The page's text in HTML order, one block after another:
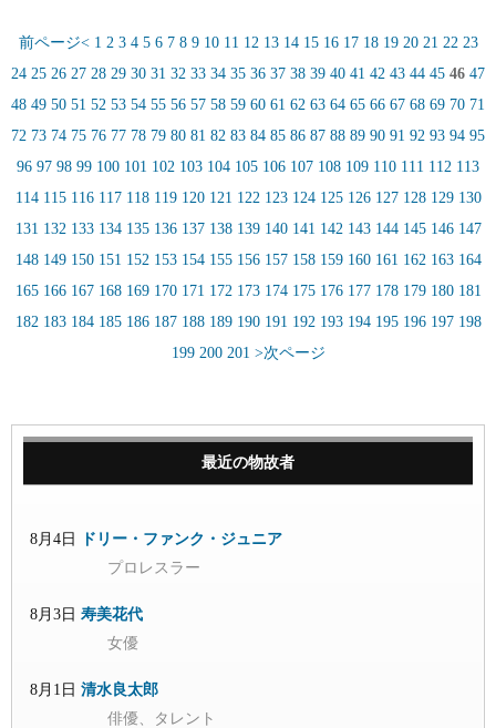
前ページ< 1 2 3 4 5 6 7 8 9 10 11 12 13 14 15 16 17 18 19 20 21 22 23
24 25 26 27 28 29 30 31 32 33 34 35 36 37 38 39 40 41 42 43 44 45 46 47
48 49 50 51 52 53 54 55 56 57 58 59 60 61 62 63 64 65 66 67 68 69 70 71
72 73 74 75 76 77 78 79 80 81 82 83 84 85 86 87 88 89 90 91 92 93 94 95
96 97 98 99 100 101 102 103 104 105 106 107 108 109 110 111 112 113
114 115 116 117 118 119 120 121 122 123 124 125 126 127 128 129 130
131 132 133 134 135 136 137 138 139 140 141 142 143 144 145 146 147
148 149 150 151 152 153 154 155 156 157 158 159 160 161 162 163 164
165 166 167 168 169 170 171 172 173 174 175 176 177 178 179 180 181
182 183 184 185 186 187 188 189 190 191 192 193 194 195 196 197 198
199 200 201 >次ページ
最近の物故者
8月4日
ドリー・ファンク・ジュニア
プロレスラー
8月3日 寿美花代
女優
8月1日 清水良太郎
俳優、タレント